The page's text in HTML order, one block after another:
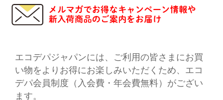
エコデパジャパンには、ご利用の皆さまにお買
い物をよりお得にお楽しみいただくため、エコ
デパ会員制度（入会費・年会費無料）がござい
ます。